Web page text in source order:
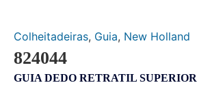
Colheitadeiras, Guia, New Holland
824044
GUIA DEDO RETRATIL SUPERIOR